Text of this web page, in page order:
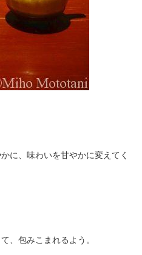
に、味わいを甘やかに変えてく
、包みこまれるよう。